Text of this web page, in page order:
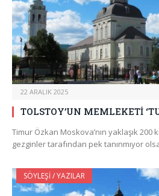
22 ARALIK 2025
TOLSTOY’UN MEMLEKETİ
Timur Özkan Moskova’nın yaklaşık 200
gezginler tarafından pek tanınmıyor
SÖYLEŞI / YAZILAR